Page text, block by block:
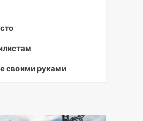
своими руками